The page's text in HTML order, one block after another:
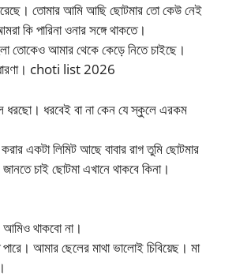
তোমার আমি আছি ছোটমার তো কেউ নেই
কি পারিনা ওনার সঙ্গে থাকতে।
তোকেও আমার থেকে কেড়ে নিতে চাইছে।
choti list 2026
ধরবেই বা না কেন যে স্কুলে এরকম
একটা লিমিট আছে বাবার রাগ তুমি ছোটমার
চাই ছোটমা এখানে থাকবে কিনা।
থাকবো না।
আমার ছেলের মাথা ভালোই চিবিয়েছ। মা